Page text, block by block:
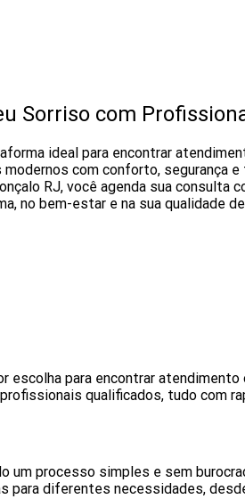
Sorriso com
ideal para encontrar
com conforto, segurança e
RJ, você agenda sua consulta
no bem-estar e na sua qualidade
escolha para encontrar
qualificados, tudo com
processo simples e sem
para diferentes necessidades,